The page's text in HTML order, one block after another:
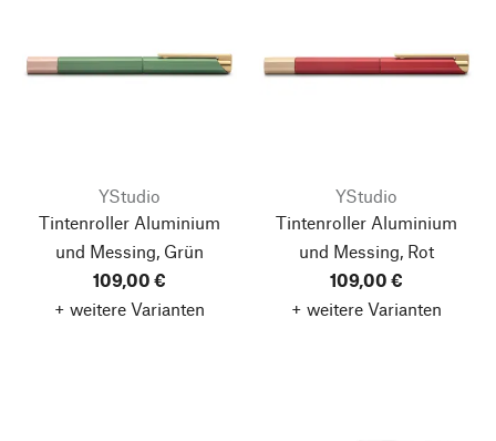
YStudio
Tintenroller Aluminium
und Messing, Grün
109,00 €
+ weitere Varianten
YStudio
Tintenroller Aluminium
und Messing, Rot
109,00 €
+ weitere Varianten